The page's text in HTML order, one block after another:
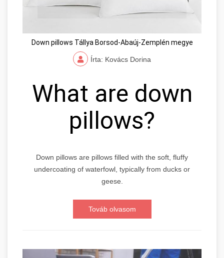
Down pillows Tállya Borsod-Abaúj-Zemplén megye
Írta: Kovács Dorina
What are down
pillows?
Down pillows are pillows filled with the soft, fluffy
undercoating of waterfowl, typically from ducks or
geese.
Továb olvasom